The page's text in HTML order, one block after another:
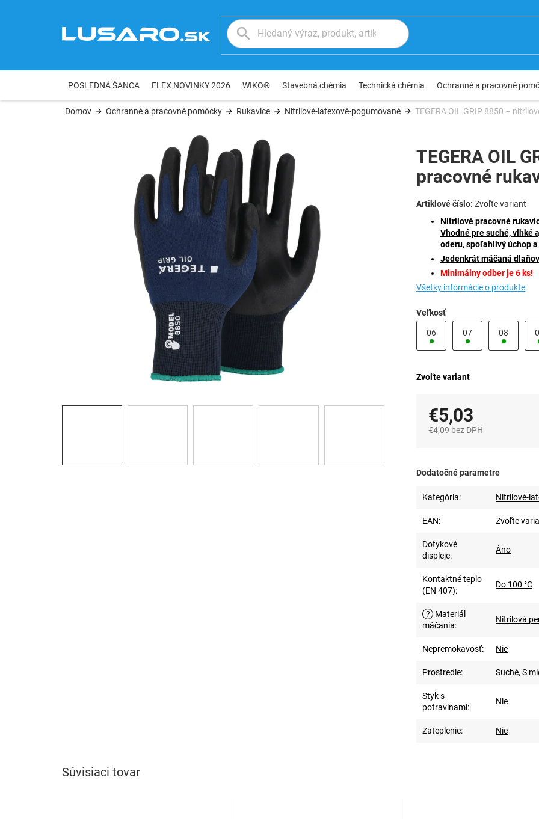
POSLEDNÁ ŠANCA FLEX NOVINKY 2026 WIKO® Stavebná chémia Technická chémia Ochranné a pracovné
Domov Ochranné a pracovné pomôcky Rukavice Nitrilové-latexové-pogumované TEGERA OIL GRIP 8850 –
Zvoľte variant
Veľkosť
06 07 08
Nitrilové pracovné
Vhodné pre suché, vlhké
oderu, spoľahlivý úchop
Jedenkrát máčaná
Minimálny odber je 6 ks!
Všetky informácie o produkte
Dodatočné parametre
Kategória: Nitrilové-
EAN: Zvoľte
Dotykové
displeje:
Áno
Kontaktné teplo
(EN 407):
Do 100 °C
?
Materiál
máčania:
Nitrilová
Nepremokavosť: Nie
Prostredie: Suché, S
Styk s
potravinami:
Nie
Zateplenie: Nie
TEGERA OIL
pracovné
Zvoľte variant
€5,03
€4,09 bez DPH
Súvisiaci tovar